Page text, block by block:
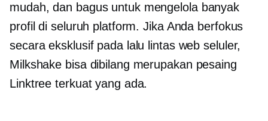
mudah, dan bagus untuk mengelola banyak
profil di seluruh platform. Jika Anda berfokus
secara eksklusif pada lalu lintas web seluler,
Milkshake bisa dibilang merupakan pesaing
Linktree terkuat yang ada.